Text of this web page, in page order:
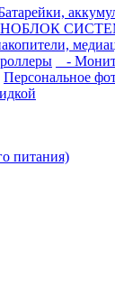
-
Персональное
питания)